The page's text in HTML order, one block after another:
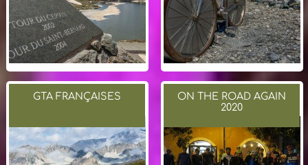
GTA FRANÇAISES
ON THE ROAD AGAIN
2020